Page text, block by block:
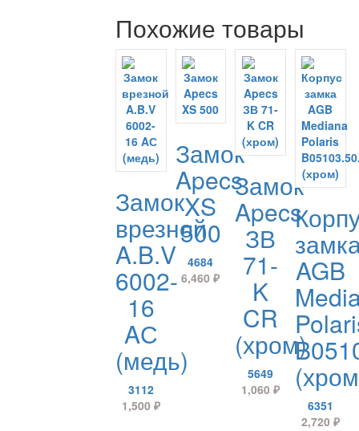
Похожие товары
Замок
врезной
A.B.V
6002-
16
AС
(медь)
3112
1,500 ₽
Замок
Apecs
XS
500
4684
6,460₽
Замок
Apecs
ЗВ
71-
K
CR
(хром)
5649
1,060₽
AGB
6351
2,720 ₽